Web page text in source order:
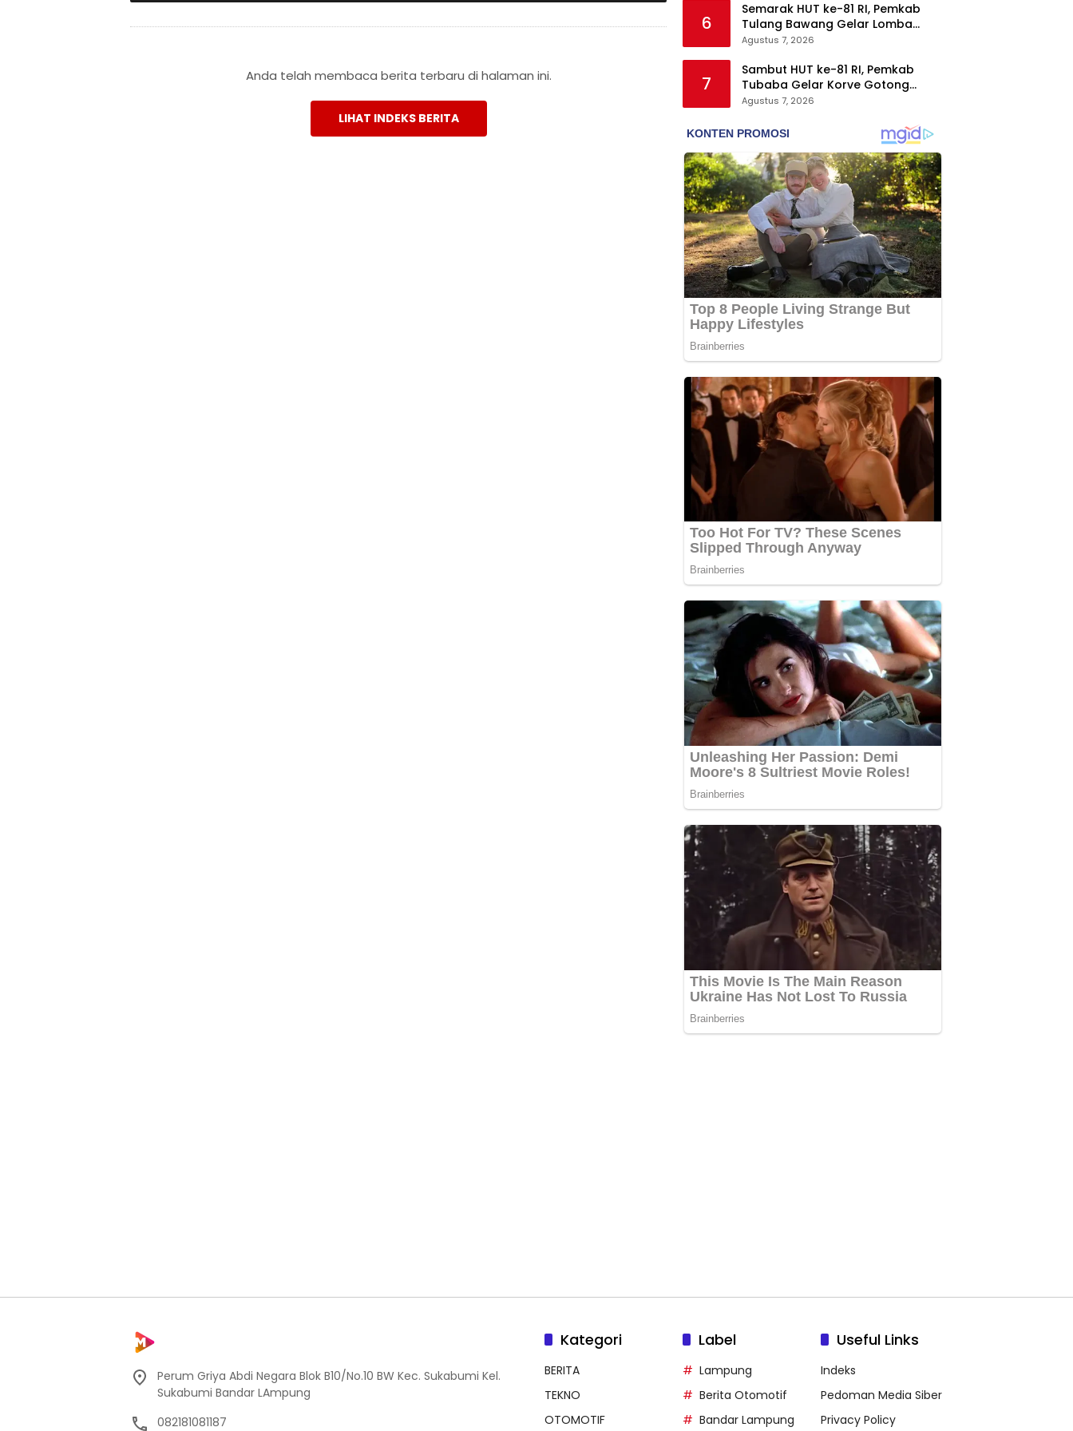
Anda telah membaca berita terbaru di halaman ini.
LIHAT INDEKS BERITA
6
Semarak HUT ke-81 RI, Pemkab
Tulang Bawang Gelar Lomba
Senam Udang Manis
Agustus 7, 2026
7
Sambut HUT ke-81 RI, Pemkab
Tubaba Gelar Korve Gotong
Royong dan Bersih-Bersih
Agustus 7, 2026
Perum Griya Abdi Negara Blok B10/No.10 BW Kec. Sukabumi Kel.
Sukabumi Bandar LAmpung
082181081187
Kategori
BERITA
TEKNO
OTOMOTIF
Label
Lampung
Berita Otomotif
Bandar Lampung
Useful Links
Indeks
Pedoman Media Siber
Privacy Policy